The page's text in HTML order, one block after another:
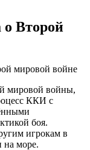
Второй
мировой войны,
ККИ с
боя.
игрокам в
на море.